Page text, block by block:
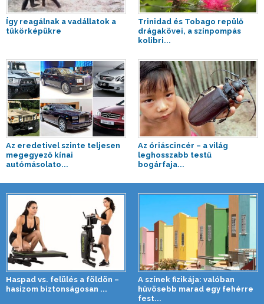
Így reagálnak a vadállatok a
tükörképükre
Trinidad és Tobago repülő
drágakövei, a színpompás
kolibri...
Az eredetivel szinte teljesen
megegyező kínai
autómásolato...
Az óriáscincér – a világ
leghosszabb testű
bogárfaja...
Haspad vs. felülés a földön –
hasizom biztonságosan ...
A színek fizikája: valóban
hűvösebb marad egy fehérre
fest...